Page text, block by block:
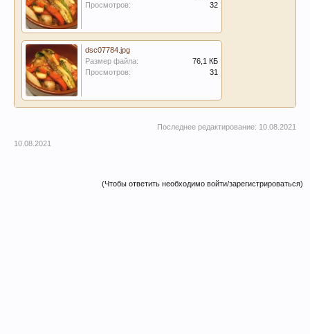
Просмотров:
32
dsc07784.jpg
Размер файла:
76,1 КБ
Просмотров:
31
Последнее редактирование: 10.08.2021
10.08.2021
(Чтобы ответить необходимо войти/зарегистрироваться)